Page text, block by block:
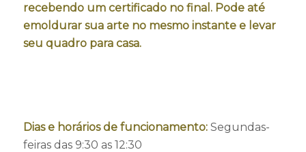
recebendo um certificado no final. Pode até
emoldurar sua arte no mesmo instante e levar
seu quadro para casa.
Dias e horários de funcionamento:Segundas-
feiras das 9:30 as 12:30